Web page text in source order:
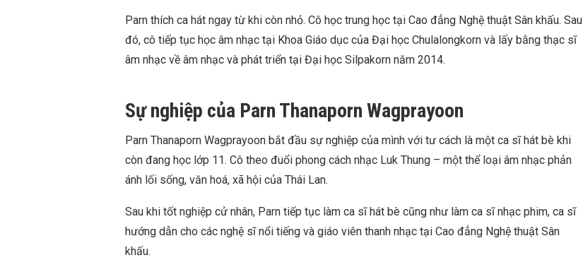
Parn thích ca hát ngay từ khi còn nhỏ. Cô học trung học tại Cao đẳng Nghệ thuật Sân khấu. Sau
đó, cô tiếp tục học âm nhạc tại Khoa Giáo dục của Đại học Chulalongkorn và lấy bằng thạc sĩ
âm nhạc về âm nhạc và phát triển tại Đại học Silpakorn năm 2014.
Sự nghiệp của Parn Thanaporn Wagprayoon
Parn Thanaporn Wagprayoon bắt đầu sự nghiệp của mình với tư cách là một ca sĩ hát bè khi
còn đang học lớp 11. Cô theo đuổi phong cách nhạc Luk Thung – một thể loại âm nhạc phản
ánh lối sống, văn hoá, xã hội của Thái Lan.
Sau khi tốt nghiệp cử nhân, Parn tiếp tục làm ca sĩ hát bè cũng như làm ca sĩ nhạc phim, ca sĩ
hướng dẫn cho các nghệ sĩ nổi tiếng và giáo viên thanh nhạc tại Cao đẳng Nghệ thuật Sân
khấu.